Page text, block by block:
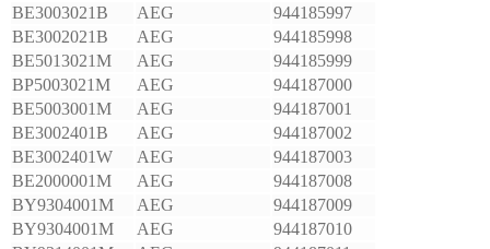
BE3003021B
AEG
944185997
BE3002021B
AEG
944185998
BE5013021M
AEG
944185999
BP5003021M
AEG
944187000
BE5003001M
AEG
944187001
BE3002401B
AEG
944187002
BE3002401W
AEG
944187003
BE2000001M
AEG
944187008
BY9304001M
AEG
944187009
BY9304001M
AEG
944187010